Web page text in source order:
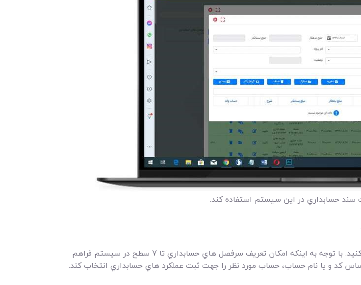
سیستم ها
قیمت محصولات
سند حسابداري در اين سيستم استفاده کند.
درتصوير فرم جستجو و انتخاب سرفصل هاي حسابداري را مشاهده مي کنيد. با توجه به اينکه امکان تعريف سرفصل هاي حسابداري تا 7 سطح در سيستم فراهم
کد و يا نام حساب، حساب مورد نظر را جهت ثبت عملکرد هاي حسابداري انتخاب کند.